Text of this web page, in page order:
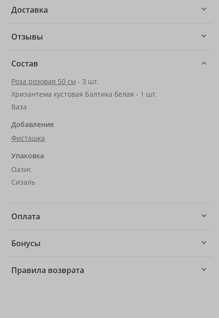
Доставка
Отзывы
Состав
Роза розовая 50 см - 3 шт.
Хризантема кустовая Балтика белая - 1 шт.
Ваза
Добавления
Фисташка
Упаковка
Оазис
Сизаль
Оплата
Бонусы
Правила возврата